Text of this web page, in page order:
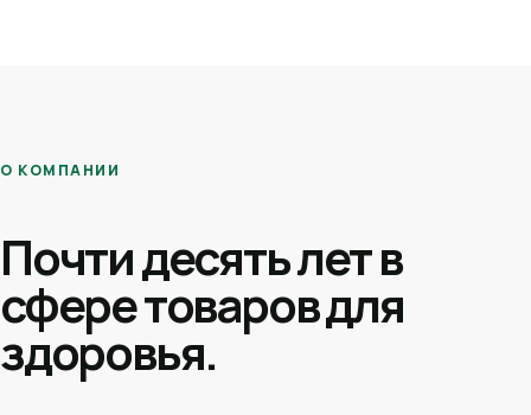
О КОМПАНИИ
Почти десять лет в
сфере товаров для
здоровья.